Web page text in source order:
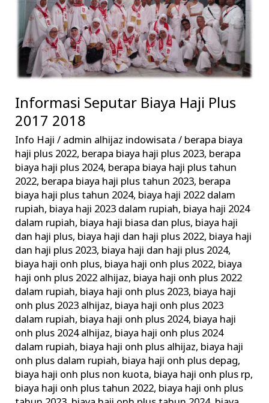
Informasi Seputar Biaya Haji Plus
2017 2018
Info Haji / admin alhijaz indowisata/ berapa biaya
haji plus 2022, berapa biaya haji plus 2023, berapa
biaya haji plus 2024, berapa biaya haji plus tahun
2022, berapa biaya haji plus tahun 2023, berapa
biaya haji plus tahun 2024, biaya haji 2022 dalam
rupiah, biaya haji 2023 dalam rupiah, biaya haji 2024
dalam rupiah, biaya haji biasa dan plus, biaya haji
dan haji plus, biaya haji dan haji plus 2022, biaya haji
dan haji plus 2023, biaya haji dan haji plus 2024,
biaya haji onh plus, biaya haji onh plus 2022, biaya
haji onh plus 2022 alhijaz, biaya haji onh plus 2022
dalam rupiah, biaya haji onh plus 2023, biaya haji
onh plus 2023 alhijaz, biaya haji onh plus 2023
dalam rupiah, biaya haji onh plus 2024, biaya haji
onh plus 2024 alhijaz, biaya haji onh plus 2024
dalam rupiah, biaya haji onh plus alhijaz, biaya haji
onh plus dalam rupiah, biaya haji onh plus depag,
biaya haji onh plus non kuota, biaya haji onh plus rp,
biaya haji onh plus tahun 2022, biaya haji onh plus
2018